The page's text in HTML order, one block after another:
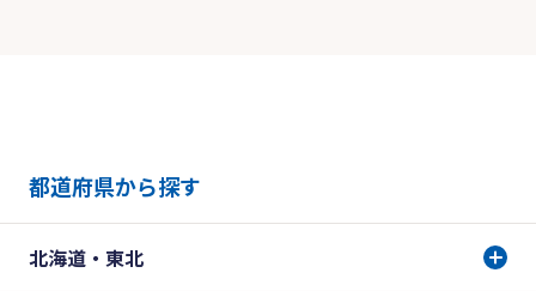
都道府県から探す
北海道・東北